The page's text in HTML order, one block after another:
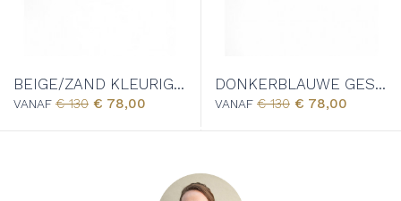
BEIGE/ZAND KLEURIGE GESPSCHOEN - 7814T
VANAF € 130 € 78,00
DONKERBLAUWE GESPSCHOEN - 7814T
VANAF € 130 € 78,00